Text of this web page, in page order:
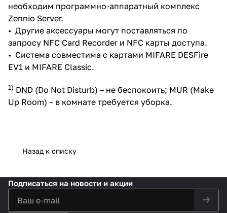
необходим программно-аппаратный комплекс
Zennio Server.
• Другие аксессуары могут поставляться по
запросу NFC Card Recorder и NFC карты доступа.
• Система совместима с картами MIFARE DESFire
EV1 и MIFARE Classic.
1) DND (Do Not Disturb) – не беспокоить; MUR (Make
Up Room) – в комнате требуется уборка.
Назад к списку
Подписаться на новости и акции